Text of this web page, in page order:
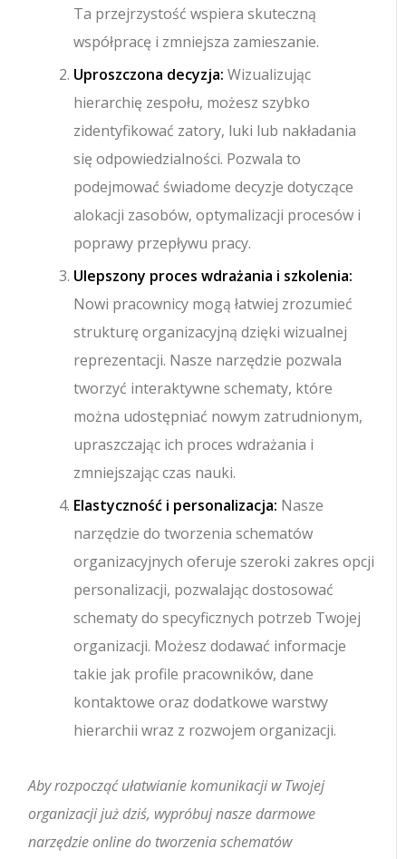
Ta przejrzystość wspiera skuteczną
współpracę i zmniejsza zamieszanie.
Uproszczona decyzja: Wizualizując
hierarchię zespołu, możesz szybko
zidentyfikować zatory, luki lub nakładania
się odpowiedzialności. Pozwala to
podejmować świadome decyzje dotyczące
alokacji zasobów, optymalizacji procesów i
poprawy przepływu pracy.
Ulepszony proces wdrażania i szkolenia:
Nowi pracownicy mogą łatwiej zrozumieć
strukturę organizacyjną dzięki wizualnej
reprezentacji. Nasze narzędzie pozwala
tworzyć interaktywne schematy, które
można udostępniać nowym zatrudnionym,
upraszczając ich proces wdrażania i
zmniejszając czas nauki.
Elastyczność i personalizacja: Nasze
narzędzie do tworzenia schematów
organizacyjnych oferuje szeroki zakres opcji
personalizacji, pozwalając dostosować
schematy do specyficznych potrzeb Twojej
organizacji. Możesz dodawać informacje
takie jak profile pracowników, dane
kontaktowe oraz dodatkowe warstwy
hierarchii wraz z rozwojem organizacji.
Aby rozpocząć ułatwianie komunikacji w Twojej
organizacji już dziś, wypróbuj nasze darmowe
narzędzie online do tworzenia schematów